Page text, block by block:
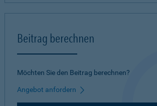
Beitrag berechnen
Möchten Sie den Beitrag berechnen?
Angebot anfordern